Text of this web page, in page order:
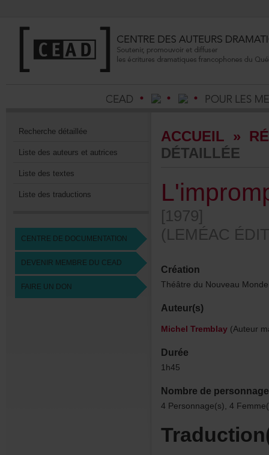
Recherchedétaillée
Listedesauteursetautrices
Listedestextes
Listedestraductions
CENTREDEDOCUMENTATION
DEVENIRMEMBREDUCEAD
FAIREUNDON
ACCUEIL »
DÉTAILLÉE
[1979]
Création
Auteur(s)
MichelTremblay
Durée
1h45